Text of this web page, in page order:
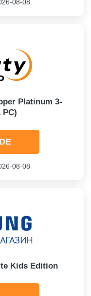
08-08
Platinum 3-
PC)
08-08
Kids Edition